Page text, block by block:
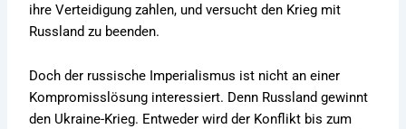
ihre Verteidigung zahlen, und versucht den Krieg mit
Russland zu beenden.
Doch der russische Imperialismus ist nicht an einer
Kompromisslösung interessiert. Denn Russland gewinnt
den Ukraine-Krieg. Entweder wird der Konflikt bis zum